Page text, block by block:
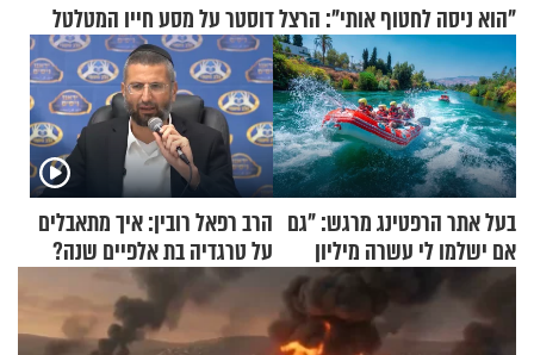
"הוא ניסה לחטוף אותי": הרצל דוסטר על מסע חייו המטלטל
בעל אתר הרפטינג מרגש: "גם
אם ישלמו לי עשרה מיליון
שקלים - לא אפתח בשבת"
הרב רפאל רובין: איך מתאבלים
על טרגדיה בת אלפיים שנה?